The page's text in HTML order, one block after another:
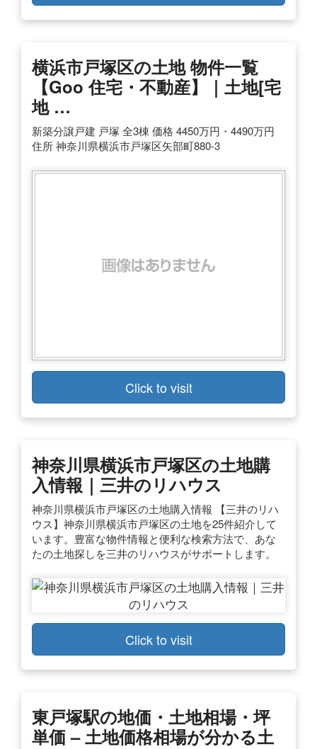
横浜市戸塚区の土地 物件一覧
【goo 住宅・不動産】｜土地[宅
地 …
新築分譲戸建 戸塚 全3棟 価格 4450万円・4490万円
住所 神奈川県横浜市戸塚区矢部町880-3
Click to visit
神奈川県横浜市戸塚区の土地購
入情報｜三井のリハウス
神奈川県横浜市戸塚区の土地購入情報 【三井のリハ
ウス】神奈川県横浜市戸塚区の土地を25件紹介して
います。豊富な物件情報と便利な検索方法で、あな
たの土地探しを三井のリハウスがサポートします。
Click to visit
東戸塚駅の地価・土地相場・坪
単価 – 土地価格相場が分かる土